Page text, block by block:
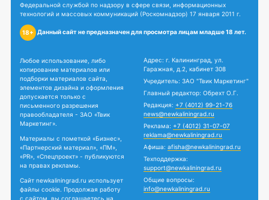
Федеральной службой по надзору в сфере связи, информационных
технологий и массовых коммуникаций (Роскомнадзор) 17 января 2011 г.
18+ Данный сайт не предназначен для просмотра лицам младше 18 лет.
Любое использование, либо
копирование материалов или
подборки материалов сайта,
элементов дизайна и оформления
допускается только с
письменного разрешения
правообладателя - ЗАО «Твик
Маркетинг».
Материалы с пометкой «Бизнес»,
«Партнерский материал», «ПМ»,
«PR», «Спецпроект» - публикуются
на правах рекламы.
Сайт newkaliningrad.ru использует
файлы cookie. Продолжая работу
с сайтом, вы соглашаетесь на
Адрес: г. Калининград, ул.
Гаражная, д.2, кабинет 308
Учредитель: ЗАО "Твик Маркетинг"
Главный редактор: Обрехт О.Г.
Редакция: +7 (4012) 99-21-76
news@newkaliningrad.ru
Реклама: +7 (4012) 31-07-07
reklama@newkaliningrad.ru
Афиша: afisha@newkaliningrad.ru
Техподдержка:
support@newkaliningrad.ru
Общие вопросы:
info@newkaliningrad.ru